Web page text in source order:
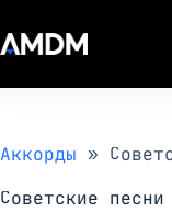
к
сути
Аккорды »
Советские